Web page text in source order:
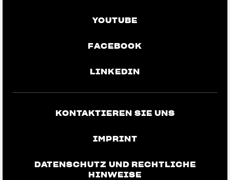
YOUTUBE
FACEBOOK
LINKEDIN
KONTAKTIEREN SIE UNS
IMPRINT
DATENSCHUTZ UND RECHTLICHE
HINWEISE